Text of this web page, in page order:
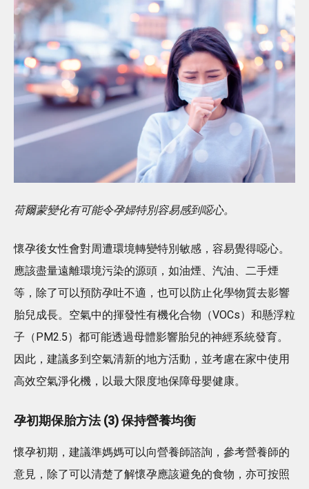
荷爾蒙變化有可能令孕婦特別容易感到噁心。
懷孕後女性會對周遭環境轉變特別敏感，容易覺得噁心。
應該盡量遠離環境污染的源頭，如油煙、汽油、二手煙
等，除了可以預防孕吐不適，也可以防止化學物質去影響
胎兒成長。空氣中的揮發性有機化合物（VOCs）和懸浮粒
子（PM2.5）都可能透過母體影響胎兒的神經系統發育。
因此，建議多到空氣清新的地方活動，並考慮在家中使用
高效空氣淨化機，以最大限度地保障母嬰健康。
孕初期保胎方法 (3) 保持營養均衡
懷孕初期，建議準媽媽可以向營養師諮詢，參考營養師的
意見，除了可以清楚了解懷孕應該避免的食物，亦可按照